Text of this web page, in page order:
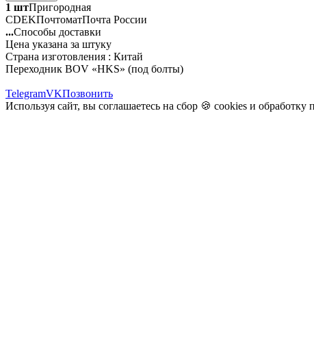
1 штПригородная
CDEKПочтоматПочта России
...Способы доставки
Цена указана за штуку
Страна изготовления : Китай
Переходник BOV «HKS» (под болты)
TelegramVKПозвонить
Используя сайт, вы соглашаетесь на сбор 🍪 cookies и обработку